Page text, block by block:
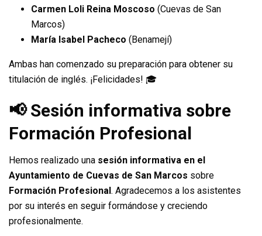
Carmen Loli Reina Moscoso (Cuevas de San
Marcos)
María Isabel Pacheco (Benamejí)
Ambas han comenzado su preparación para obtener su
titulación de inglés. ¡Felicidades! 🎓
📢 Sesión informativa sobre
Formación Profesional
Hemos realizado una sesión informativa en el
Ayuntamiento de Cuevas de San Marcos sobre
Formación Profesional. Agradecemos a los asistentes
por su interés en seguir formándose y creciendo
profesionalmente.